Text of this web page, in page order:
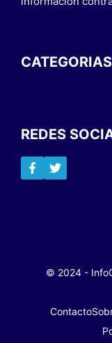
CATEGORIAS
REDES
© 2024 -
Contacto